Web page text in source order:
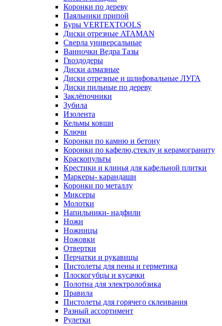
Коронки по дереву
Паяльники припой
Буры VERTEXTOOLS
Диски отрезные ATAMAN
Сверла универсальные
Ванночки Ведра Тазы
Гвоздодеры
Диски алмазные
Диски отрезные и шлифовальные ЛУГА
Диски пильные по дереву
Заклёпочники
Зубила
Изолента
Кельмы ковши
Ключи
Коронки по камню и бетону
Коронки по кафелю,стеклу и керамограниту
Краскопульты
Крестики и клинья для кафельной плитки
Маркеры- карандаши
Коронки по металлу
Миксеры
Молотки
Напильники- надфили
Ножи
Ножницы
Ножовки
Отвертки
Перчатки и рукавицы
Пистолеты для пены и герметика
Плоскогубцы и кусачки
Полотна для электролобзика
Правила
Пистолеты для горячего склеивания
Разный ассортимент
Рулетки